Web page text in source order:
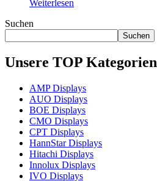
Weiterlesen
Suchen
Suchen
Unsere TOP Kategorien
AMP Displays
AUO Displays
BOE Displays
CMO Displays
CPT Displays
HannStar Displays
Hitachi Displays
Innolux Displays
IVO Displays